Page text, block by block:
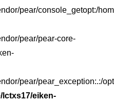
pear/console_getopt:/
pear/pear-core-
pear/pear_exception:.:/
lctxs17/eiken-